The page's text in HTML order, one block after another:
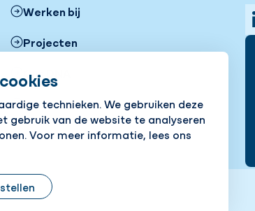
technieken. We gebruiken deze
gebruik van de website te analyseren
Voor meer informatie, lees ons
Werken bij
Projecten
Ons DNA
Vestigingen
Nieuws